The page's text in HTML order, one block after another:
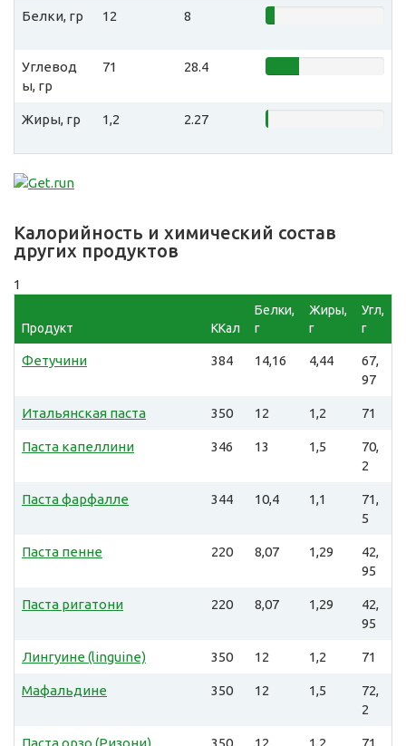
Белки, гр 12 8
Углевод
ы, гр
71 28.4
Жиры, гр 1,2 2.27
Калорийность и химический состав
других продуктов
1
Продукт ККал
Белки,
г
Жиры,
г
Угл,
г
Фетучини 384 14,16 4,44
67,
97
Итальянская паста 350 12 1,2 71
Паста капеллини 346 13 1,5
70,
2
Паста фарфалле 344 10,4 1,1
71,
5
Паста пенне 220 8,07 1,29
42,
95
Паста ригатони 220 8,07 1,29
42,
95
Лингуине (linguine) 350 12 1,2 71
Мафальдине 350 12 1,5
72,
2